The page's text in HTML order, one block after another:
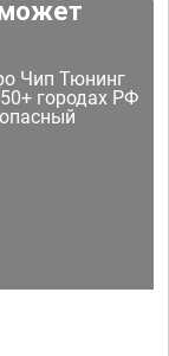
Чип Тюнинг
городах РФ